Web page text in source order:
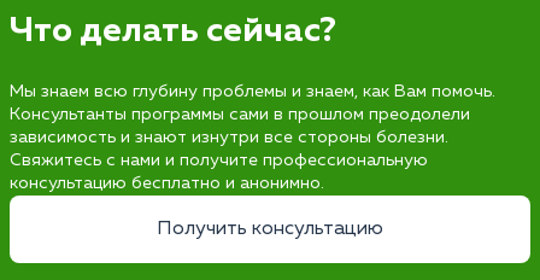
Что делать сейчас?
Мы знаем всю глубину проблемы и знаем, как Вам помочь.
Консультанты программы сами в прошлом преодолели
зависимость и знают изнутри все стороны болезни.
Свяжитесь с нами и получите профессиональную
консультацию бесплатно и анонимно.
Получить консультацию